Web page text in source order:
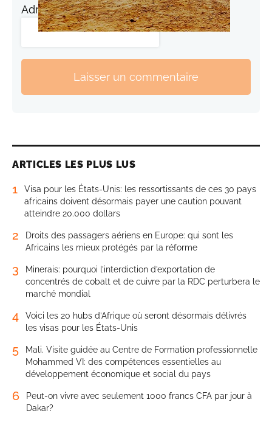
Adresse de messagerie
Laisser un commentaire
ARTICLES LES PLUS LUS
1
Visa pour les États-Unis: les ressortissants de ces 30 pays
africains doivent désormais payer une caution pouvant
atteindre 20.000 dollars
2
Droits des passagers aériens en Europe: qui sont les
Africains les mieux protégés par la réforme
3
Minerais: pourquoi l’interdiction d’exportation de
concentrés de cobalt et de cuivre par la RDC perturbera le
marché mondial
4
Voici les 20 hubs d’Afrique où seront désormais délivrés
les visas pour les États-Unis
5
Mali. Visite guidée au Centre de Formation professionnelle
Mohammed VI: des compétences essentielles au
développement économique et social du pays
6
Peut-on vivre avec seulement 1000 francs CFA par jour à
Dakar?